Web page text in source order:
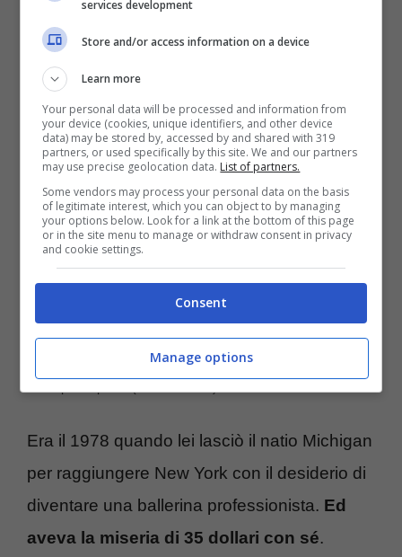
bisogno di questo tipo di pubblicità. Eppure
c’è stato un tempo in cui Madonna “non era
Madonna”.
carriera.
Era il 1978 quando lei lasciò il natio Michigan
per raggiungere New York con il desiderio di
diventare una ballerina professionista. Ed
aveva la miseria di 35 dollari con sé.
services development
Store and/or access information on a device
Learn more
Your personal data will be processed and information from
your device (cookies, unique identifiers, and other device
data) may be stored by, accessed by and shared with 319
partners, or used specifically by this site. We and our partners
may use precise geolocation data. List of partners.
Some vendors may process your personal data on the basis
of legitimate interest, which you can object to by managing
your options below. Look for a link at the bottom of this page
or in the site menu to manage or withdraw consent in privacy
and cookie settings.
Consent
Manage options